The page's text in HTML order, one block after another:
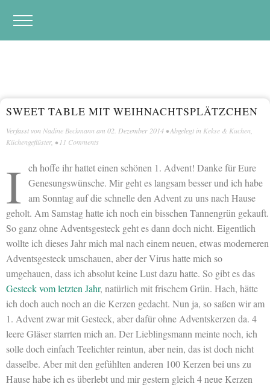
SWEET TABLE MIT WEIHNACHTSPLÄTZCHEN
Verfasst von Nadine Beckmann am 02. Dezember 2014 • Abgelegt in Kekse & Kuchen
Küchengeflüster, • 11 Comments
I ch hoffe ihr hattet einen schönen 1. Advent! Danke für Eure
Genesungswünsche. Mir geht es langsam besser und ich habe
am Sonntag auf die schnelle den Advent zu uns nach Hause
geholt. Am Samstag hatte ich noch ein bisschen Tannengrün gekauft.
So ganz ohne Adventsgesteck geht es dann doch nicht. Eigentlich
wollte ich dieses Jahr mich mal nach einem neuen, etwas moderneren
Adventsgesteck umschauen, aber der Virus hatte mich so
umgehauen, dass ich absolut keine Lust dazu hatte. So gibt es das
Gesteck vom letzten Jahr, natürlich mit frischem Grün. Hach, hätte
ich doch auch noch an die Kerzen gedacht. Nun ja, so saßen wir am
1. Advent zwar mit Gesteck, aber dafür ohne Adventskerzen da. 4
leere Gläser starrten mich an. Der Lieblingsmann meinte noch, ich
solle doch einfach Teelichter reintun, aber nein, das ist doch nicht
dasselbe. Aber mit den gefühlten anderen 100 Kerzen bei uns zu
Hause habe ich es überlebt und mir gestern gleich 4 neue Kerzen